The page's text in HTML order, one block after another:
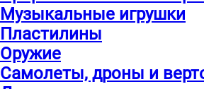
Музыкальные игрушки
Пластилины
Оружие
Самолеты, дроны и